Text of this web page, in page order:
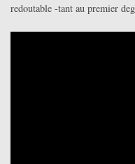
redoutable -tant au premier